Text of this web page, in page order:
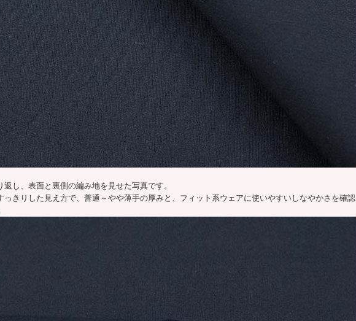
返し、表面と裏側の編み地を見せた写真です。
っきりした見え方で、普通～やや薄手の厚みと、フィット系ウェアに使いやすいしなやかさを確認